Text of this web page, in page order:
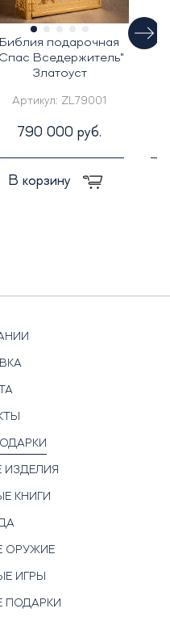
Библия подарочная
Вседержитель"
Златоуст
Артикул: ZL79001
790 000 руб.
В корзину
ИЗДЕЛИЯ
КНИГИ
ОРУЖИЕ
ИГРЫ
ПОДАРКИ